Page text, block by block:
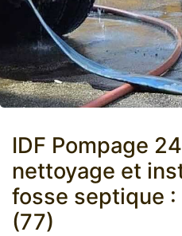
IDF Pompage
nettoyage et
fosse septique
(77)